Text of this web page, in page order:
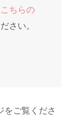
こちらの
さい。
をご覧くださ